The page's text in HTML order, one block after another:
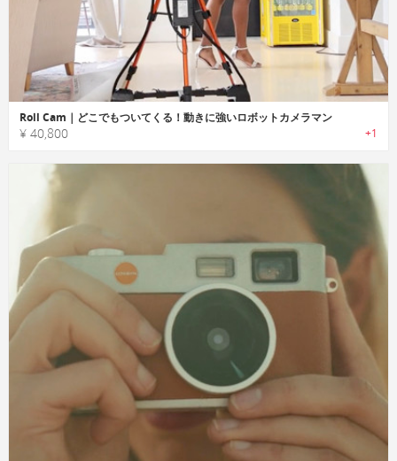
Roll Cam｜どこでもついてくる！動きに強いロボットカメラマン
¥ 40,800 +1